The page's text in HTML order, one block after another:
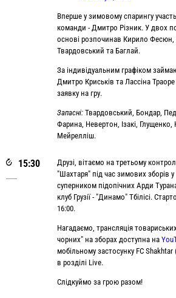
Вперше у зимовому спарингу
команди - Дмитро Різник. У двох
основі розпочинав Кирило Фесюн,
Твардовський та Баглай.
За індивідуальним графіком
Дмитро Криськів та Лассіна
заявку на гру.
Запасні:Твардовський, Бондар,
Фарина, Невертон, Ізакі, Глущенко,
Мейрелліш.
15:30
Друзі, вітаємо на третьому
"Шахтаря" під час зимових зборів у
суперником підопічних Арди
клуб Грузії - "Динамо" Тбілісі.
16:00.
Нагадаємо, трансляція
чорних" на зборах доступна на
мобільному застосунку FC Shakhtar
в розділі Live.
Слідкуймо за грою разом!